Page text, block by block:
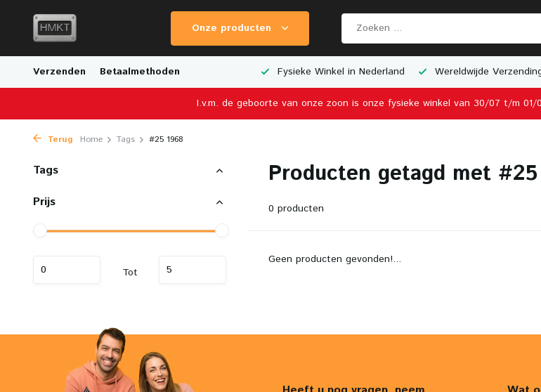
Onze producten
Verzenden Betaalmethoden
Verzending Breed Aanbod van Schaalmodellen Fysieke Winkel in Nederland Wereldwijde
I.v.m. de geboorte van onze zoon is onze fysieke winkel van 30/07 t/m
Terug Home Tags #25 1968
Tags
Prijs
Tot
Producten getagd met #25
0 producten
Geen producten gevonden!...